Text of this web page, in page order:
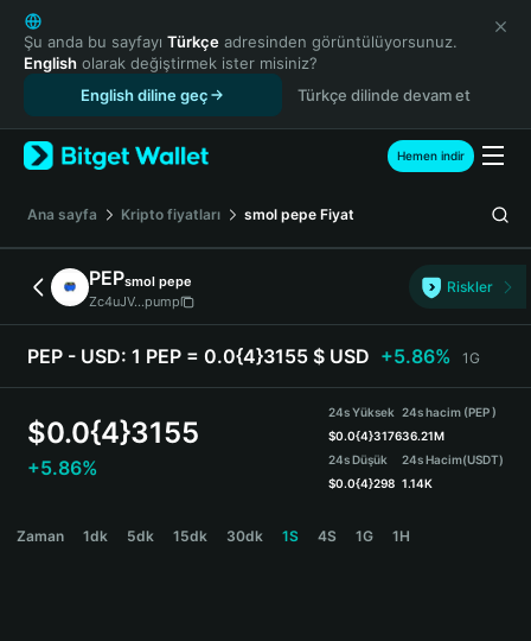
English
日本語
Tiếng Việt
Español (Latinoamérica)
Türkçe
Français
Deutsch
简体中文
繁體中文
Português (Portugal)
Bahasa Indonesia
ภาษาไทย
Español
Español (Argentina)
Şu anda bu sayfayı Türkçe adresinden görüntülüyorsunuz.
English olarak değiştirmek ister misiniz?
English diline geç
Türkçe dilinde devam et
Hemen indir
Ana sayfa Kripto fiyatları smol pepe Fiyat
PEPsmol pepe
Zc4uJV...pump
Riskler
PEP - USD: 1 PEP = 0.0{4}3155 $ USD +5.86% 1G
$0.0{4}3155
+5.86%
24s Yüksek
$0.0{4}3176
24s Düşük
$0.0{4}298
24s hacim (PEP )
36.21M
24s Hacim(USDT)
1.14K
Zaman 1dk 5dk 15dk 30dk 1S 4S 1G 1H